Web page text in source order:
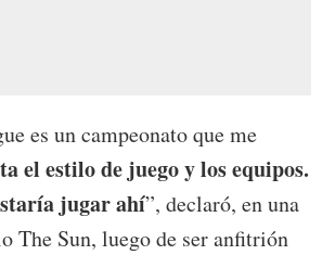
es un campeonato que me
el estilo de juego y los equipos.
jugar ahí”, declaró, en una
The Sun, luego de ser anfitrión